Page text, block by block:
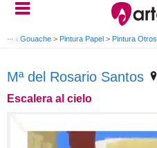
Gouache > Pintura Papel > Pintura Otros
Mª del Rosario Santos
Escalera al cielo